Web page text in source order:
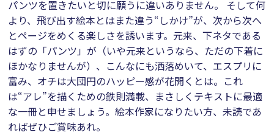
パンツを置きたいと切に願うに違いありません。 そして何
より、飛び出す絵本とはまた違う“しかけ”が、次から次へ
とページをめくる楽しさを誘います。元来、下ネタである
はずの「パンツ」が（いや元来というなら、ただの下着に
ほかなりませんが）、こんなにも洒落めいて、エスプリに
富み、オチは大団円のハッピー感が花開くとは。これ
は“アレ”を描くための鉄則満載、まさしくテキストに最適
な一冊と申せましょう。絵本作家になりたい方、未読であ
ればぜひご賞味あれ。